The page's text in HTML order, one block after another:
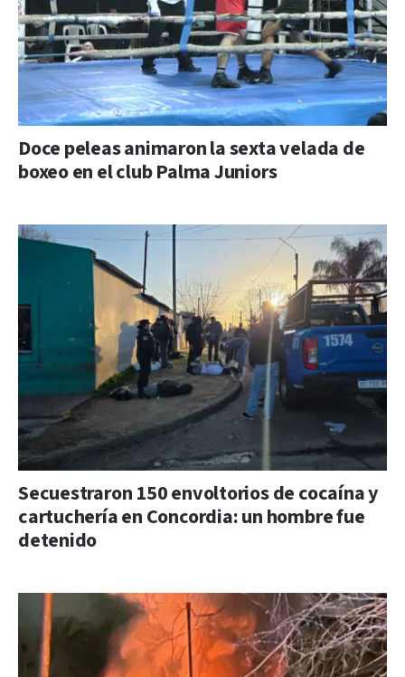
Doce peleas animaron la sexta velada de
boxeo en el club Palma Juniors
Secuestraron 150 envoltorios de cocaína y
cartuchería en Concordia: un hombre fue
detenido